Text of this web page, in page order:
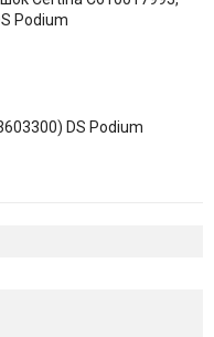
Podium
DS Podium